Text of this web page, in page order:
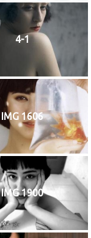
4-1
IMG 1606
IMG 1900